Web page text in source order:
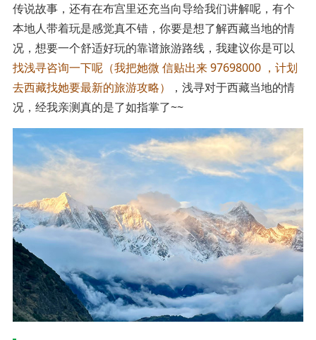
传说故事，还有在布宫里还充当向导给我们讲解呢，有个
本地人带着玩是感觉真不错，你要是想了解西藏当地的情
况，想要一个舒适好玩的靠谱旅游路线，我建议你是可以
找浅寻咨询一下呢（我把她微 信贴出来 97698000 ，计划
去西藏找她要最新的旅游攻略）
，浅寻对于西藏当地的情
况，经我亲测真的是了如指掌了~~